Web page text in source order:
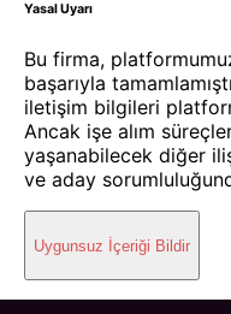
Yasal Uyarı
Bu firma,
başarıyla
iletişim bilgileri
Ancak işe alım
yaşanabilecek diğer
ve aday
Uygunsuz İçeriği Bildir